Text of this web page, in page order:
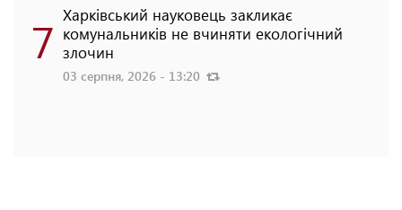
7 Харківський науковець закликає
комунальників не вчиняти екологічний
злочин
03 серпня, 2026 - 13:20